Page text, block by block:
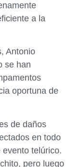
a la
Antonio
se han
oportuna de
de daños
en todo
telúrico.
pero luego